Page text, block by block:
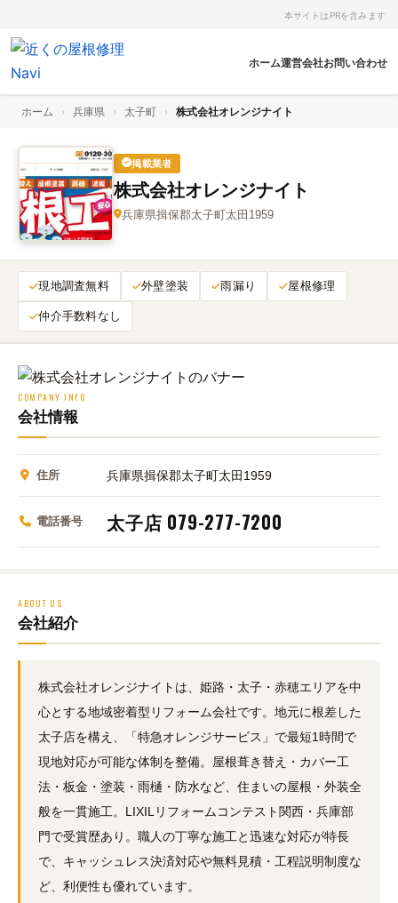
本サイトはPRを含みます
ホーム運営会社お問い合わせ
ホーム › 兵庫県 › 太子町 › 株式会社オレンジナイト
掲載業者
株式会社オレンジナイト
兵庫県揖保郡太子町太田1959
現地調査無料 外壁塗装 雨漏り 屋根修理
仲介手数料なし
COMPANY INFO
会社情報
住所 兵庫県揖保郡太子町太田1959
電話番号 太子店 079-277-7200
ABOUT US
会社紹介
株式会社オレンジナイトは、姫路・太子・赤穂エリアを中
心とする地域密着型リフォーム会社です。地元に根差した
太子店を構え、「特急オレンジサービス」で最短1時間で
現地対応が可能な体制を整備。屋根葺き替え・カバー工
法・板金・塗装・雨樋・防水など、住まいの屋根・外装全
般を一貫施工。LIXILリフォームコンテスト関西・兵庫部
門で受賞歴あり。職人の丁寧な施工と迅速な対応が特長
で、キャッシュレス決済対応や無料見積・工程説明制度な
ど、利便性も優れています。